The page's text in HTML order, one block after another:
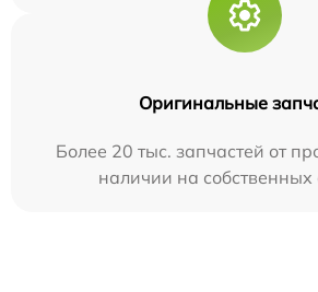
Оригинальные
Более 20 тыс. запчастей от
наличии на собственных